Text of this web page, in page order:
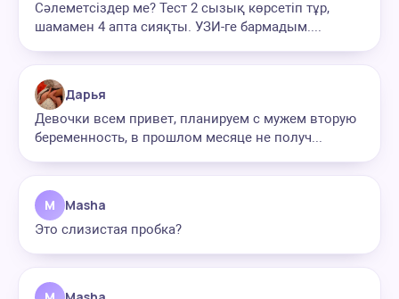
Сәлеметсіздер ме? Тест 2 сызық көрсетіп тұр,
шамамен 4 апта сияқты. УЗИ-ге бармадым....
Дарья
Девочки всем привет, планируем с мужем вторую
беременность, в прошлом месяце не получ...
M Masha
Это слизистая пробка?